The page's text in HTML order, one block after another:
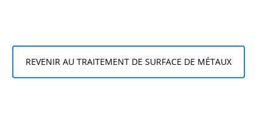
REVENIR AU TRAITEMENT DE SURFACE DE MÉTAUX